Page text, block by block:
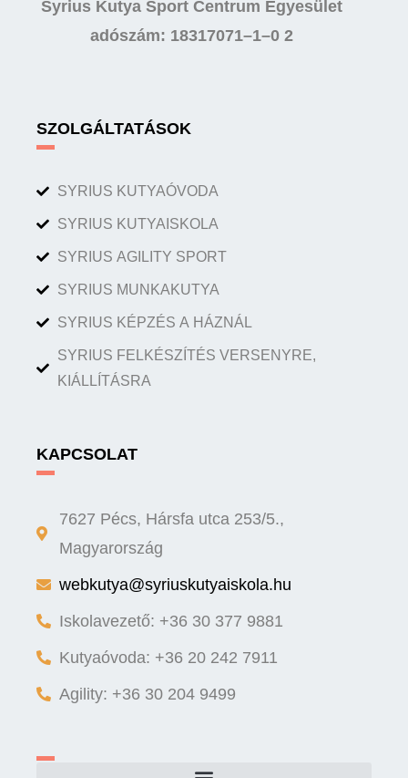
Syrius Kutya Sport Centrum Egyesület
adószám: 18317071–1–0 2
SZOLGÁLTATÁSOK
SYRIUS KUTYAÓVODA
SYRIUS KUTYAISKOLA
SYRIUS AGILITY SPORT
SYRIUS MUNKAKUTYA
SYRIUS KÉPZÉS A HÁZNÁL
SYRIUS FELKÉSZÍTÉS VERSENYRE,
KIÁLLÍTÁSRA
KAPCSOLAT
7627 Pécs, Hársfa utca 253/5.,
Magyarország
webkutya@syriuskutyaiskola.hu
Iskolavezető: +36 30 377 9881
Kutyaóvoda: +36 20 242 7911
Agility: +36 30 204 9499